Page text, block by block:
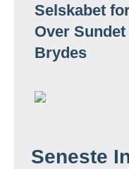
Selskabet
Over
Brydes
Seneste